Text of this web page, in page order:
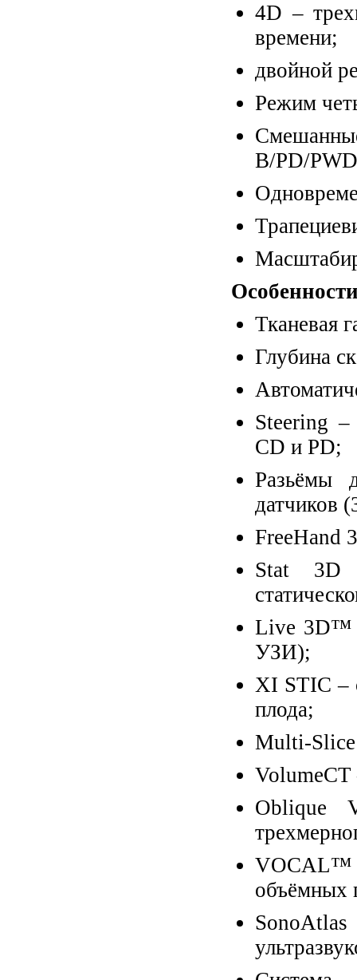
4D –
времени;
двойной
Режим
B/PD/
Тканевая
Глубина
Steering –
CD и PD;
Разьёмы
датчиков
FreeHand
Stat 3D
Live 3D™
УЗИ);
XI STIC –
плода;
Multi-Slice
VolumeCT
Oblique
VOCAL™
объёмных